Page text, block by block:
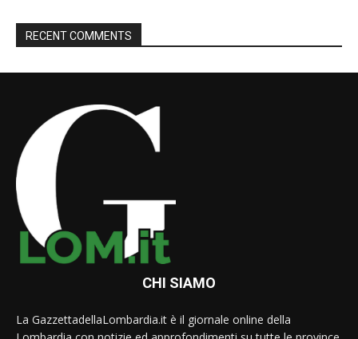
RECENT COMMENTS
CHI SIAMO
La GazzettadellaLombardia.it è il giornale online della